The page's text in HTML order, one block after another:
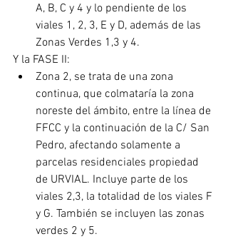
A, B, C y 4 y lo pendiente de los
viales 1, 2, 3, E y D, además de las
Zonas Verdes 1,3 y 4.
Y la FASE II:
Zona 2, se trata de una zona
continua, que colmataría la zona
noreste del ámbito, entre la línea de
FFCC y la continuación de la C/ San
Pedro, afectando solamente a
parcelas residenciales propiedad
de URVIAL. Incluye parte de los
viales 2,3, la totalidad de los viales F
y G. También se incluyen las zonas
verdes 2 y 5.